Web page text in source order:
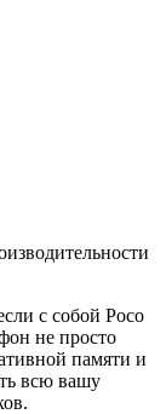
с собой Poco
не просто
памяти и
всю вашу